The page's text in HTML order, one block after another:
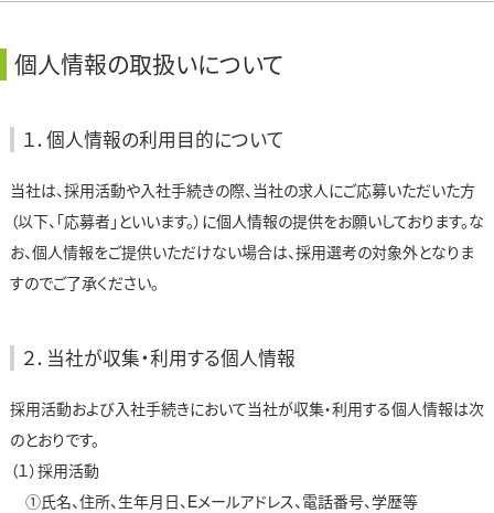
個人情報の取扱いについて
１．個人情報の利用目的について
当社は、採用活動や入社手続きの際、当社の求人にご応募いただいた方
（以下、「応募者」といいます。）に個人情報の提供をお願いしております。な
お、個人情報をご提供いただけない場合は、採用選考の対象外となりま
すのでご了承ください。
２． 当社が収集・利用する個人情報
採用活動および入社手続きにおいて当社が収集・利用する個人情報は次
のとおりです。
（１）採用活動
①氏名、住所、生年月日、Eメールアドレス、電話番号、学歴等